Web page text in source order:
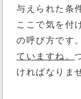
与えられた条
ここで気を付
の呼び方です。
ていますね。
ければなりま